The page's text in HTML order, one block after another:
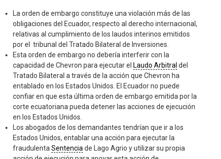
La orden de embargo constituye una violación más de las
obligaciones del Ecuador, respecto al derecho internacional,
relativas al cumplimiento de los laudos interinos emitidos
por el tribunal del Tratado Bilateral de Inversiones.
Esta orden de embargo no debería interferir con la
capacidad de Chevron para ejecutar elLaudo Arbitral del
Tratado Bilateral a través de la acción que Chevron ha
entablado en los Estados Unidos. El Ecuador no puede
confiar en que esta última orden de embargo emitida por la
corte ecuatoriana pueda detener las acciones de ejecución
en los Estados Unidos.
Los abogados de los demandantes tendrían que ir a los
Estados Unidos, entablar una acción para ejecutar la
fraudulentaSentencia de Lago Agrio y utilizar su propia